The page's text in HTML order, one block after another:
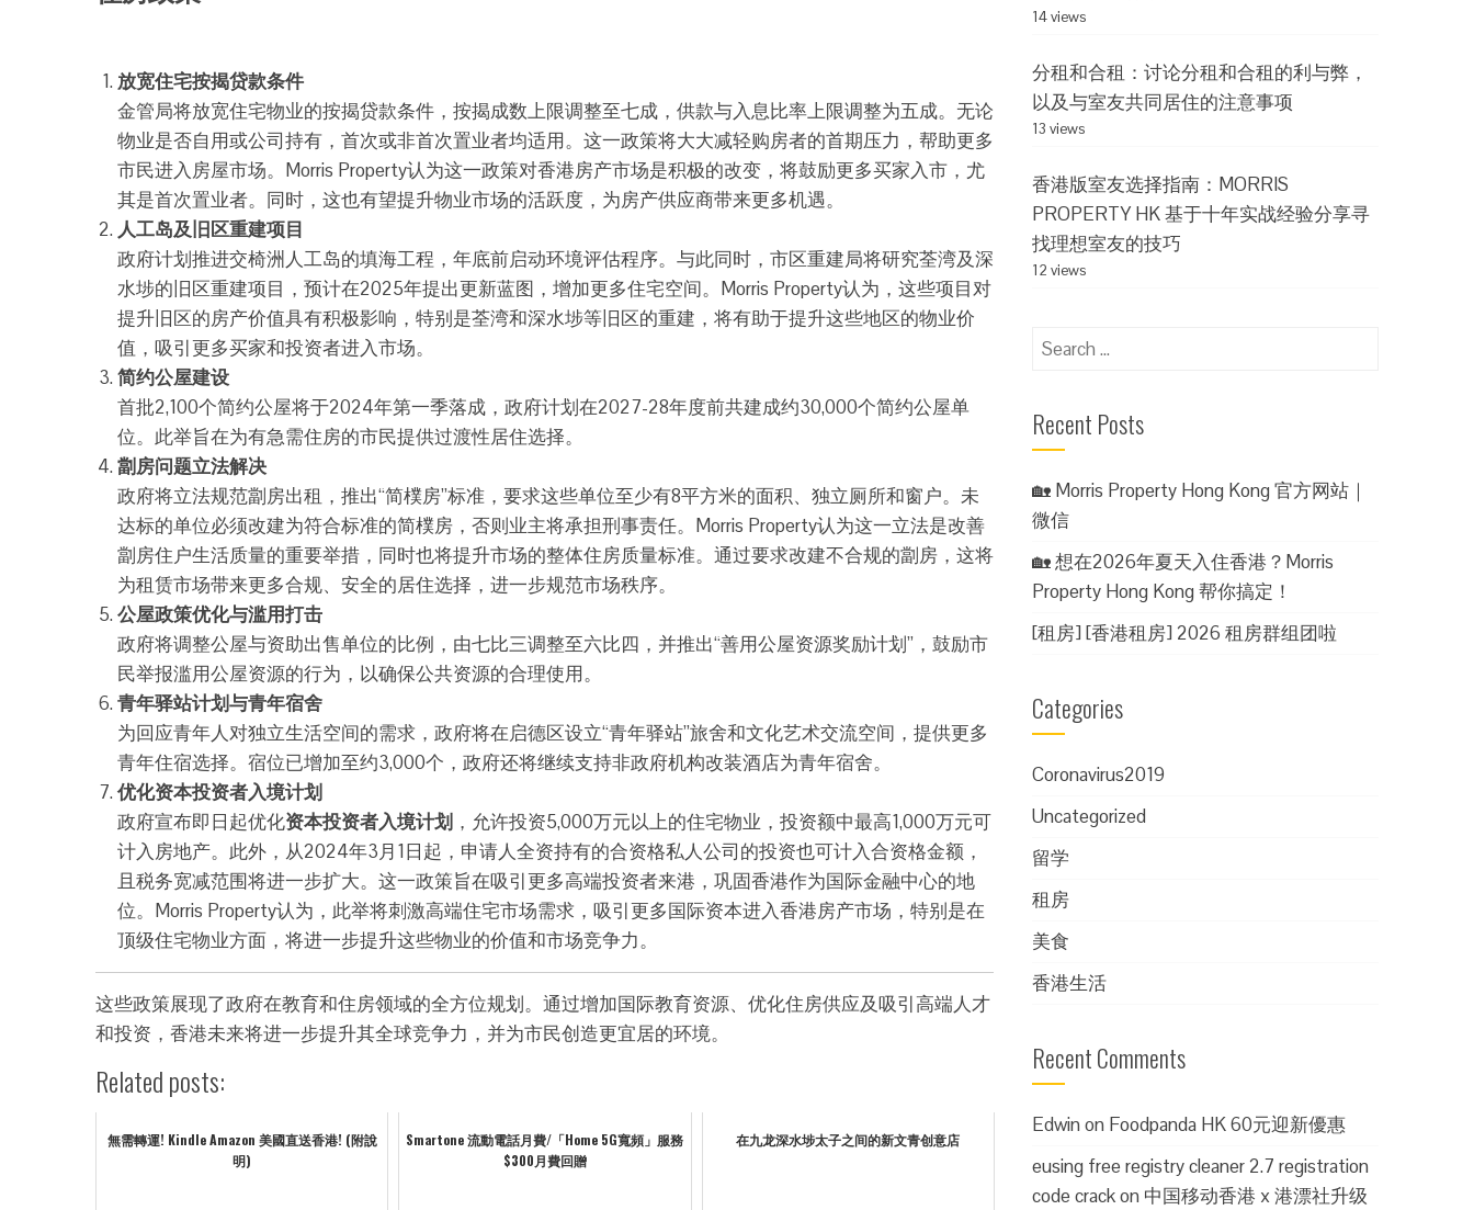
放宽住宅按揭贷款条件
金管局将放宽住宅物业的按揭贷款条件，按揭成数上限调整至七成，供款与入息比率上限调整为五成。无论
物业是否自用或公司持有，首次或非首次置业者均适用。这一政策将大大减轻购房者的首期压力，帮助更多
市民进入房屋市场。Morris Property认为这一政策对香港房产市场是积极的改变，将鼓励更多买家入市，尤
其是首次置业者。同时，这也有望提升物业市场的活跃度，为房产供应商带来更多机遇。
人工岛及旧区重建项目
政府计划推进交椅洲人工岛的填海工程，年底前启动环境评估程序。与此同时，市区重建局将研究荃湾及深
水埗的旧区重建项目，预计在2025年提出更新蓝图，增加更多住宅空间。Morris Property认为，这些项目对
提升旧区的房产价值具有积极影响，特别是荃湾和深水埗等旧区的重建，将有助于提升这些地区的物业价
值，吸引更多买家和投资者进入市场。
简约公屋建设
首批2,100个简约公屋将于2024年第一季落成，政府计划在2027-28年度前共建成约30,000个简约公屋单
位。此举旨在为有急需住房的市民提供过渡性居住选择。
劏房问题立法解决
政府将立法规范劏房出租，推出“简樸房”标准，要求这些单位至少有8平方米的面积、独立厕所和窗户。未
达标的单位必须改建为符合标准的简樸房，否则业主将承担刑事责任。Morris Property认为这一立法是改善
劏房住户生活质量的重要举措，同时也将提升市场的整体住房质量标准。通过要求改建不合规的劏房，这将
为租赁市场带来更多合规、安全的居住选择，进一步规范市场秩序。
公屋政策优化与滥用打击
政府将调整公屋与资助出售单位的比例，由七比三调整至六比四，并推出“善用公屋资源奖励计划”，鼓励市
民举报滥用公屋资源的行为，以确保公共资源的合理使用。
青年驿站计划与青年宿舍
为回应青年人对独立生活空间的需求，政府将在启德区设立“青年驿站”旅舍和文化艺术交流空间，提供更多
青年住宿选择。宿位已增加至约3,000个，政府还将继续支持非政府机构改装酒店为青年宿舍。
优化资本投资者入境计划
政府宣布即日起优化资本投资者入境计划 ，允许投资5,000万元以上的住宅物业，投资额中最高1,000万元可
计入房地产。此外，从2024年3月1日起，申请人全资持有的合资格私人公司的投资也可计入合资格金额，
且税务宽减范围将进一步扩大。这一政策旨在吸引更多高端投资者来港，巩固香港作为国际金融中心的地
位。Morris Property认为，此举将刺激高端住宅市场需求，吸引更多国际资本进入香港房产市场，特别是在
顶级住宅物业方面，将进一步提升这些物业的价值和市场竞争力。
这些政策展现了政府在教育和住房领域的全方位规划。通过增加国际教育资源、优化住房供应及吸引高端人才
和投资，香港未来将进一步提升其全球竞争力，并为市民创造更宜居的环境。
Related posts:
無需轉運! Kindle Amazon 美國直送香港! (附說
明)
Smartone 流動電話月費/「Home 5G寬頻」服務
$300月費回贈
在九龙深水埗太子之间的新文青创意店
14 views
分租和合租：讨论分租和合租的利与弊，
以及与室友共同居住的注意事项
13 views
香港版室友选择指南：MORRIS
PROPERTY HK 基于十年实战经验分享寻
找理想室友的技巧
12 views
Search
Recent Posts
🏡 Morris Property Hong Kong 官方网站｜
微信
🏡 想在2026年夏天入住香港？Morris
Property Hong Kong 帮你搞定！
[租房] [香港租房] 2026 租房群组团啦
Categories
Coronavirus2019
Uncategorized
留学
租房
美食
香港生活
Recent Comments
Edwinon Foodpanda HK 60元迎新優惠
eusing free registry cleaner 2.7 registration
code crackon 中国移动香港 x 港漂社升级